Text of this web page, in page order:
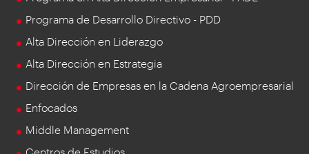
Programa de Desarrollo Directivo - PDD
Alta Dirección en Liderazgo
Alta Dirección en Estrategia
Dirección de Empresas en la Cadena Agroempresarial
Enfocados
Middle Management